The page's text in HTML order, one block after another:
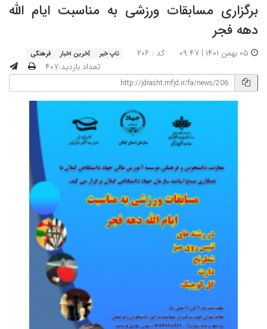
برگزاری مسابقات ورزشی به مناسبت ایام الله
دهه فجر
کد : ۲۰۶ تاپ خبر آخرین اخبار فرهنگی
تعداد بازدید:۴۰۷